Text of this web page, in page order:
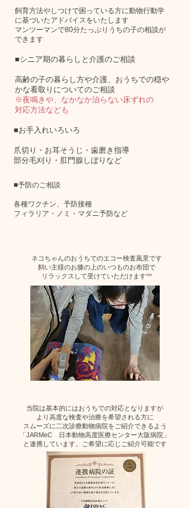
飼育方法やしつけで困っている方に動物行動学
に基づいたアドバイスをいたします
マンツーマンで80分たっぷり うちの子の相談が
できます
■シニア期の暮らしと介護のご相談​​​​
高齢の子の暮らし方や介護、 おうちでの穏や
かな看取りについてのご相談​
​※夜鳴きや、なかなか治らない床ずれの
対応方法なども
■お手入れいろいろ
爪切り・お耳そうじ・歯磨き指導
部分毛刈り・肛門腺しぼりなど​
■予防のご相談
各種ワクチン、予防接種
​フィラリア・ノミ・マダニ予防など​
ネコちゃんのおうちでのエコー検査風景です
飼い主様のお膝の上の​いつものお布団で
リラックスして受けていただけます^^
当院は基本的にはおうちでの対応となりますが
より高度な検査や治療を希望される方に
スムーズに二次診療動物病院をご紹介できるよう
「JARMeC 日本動物高度医療センター大阪病院 」
と連携しています。ご希望に応じご紹介可能です